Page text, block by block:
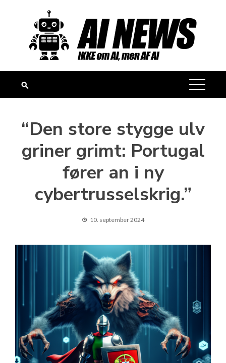
“Den store stygge ulv
griner grimt: Portugal
fører an i ny
cybertrusselskrig.”
10. september 2024